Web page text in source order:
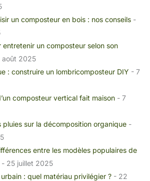
un composteur en bois : nos conseils -
entretenir un composteur selon son
août 2025
: construire un lombricomposteur DIY - 7
composteur vertical fait maison - 7
pluies sur la décomposition organique -
entre les modèles populaires de
- 25 juillet 2025
: quel matériau privilégier ? - 22